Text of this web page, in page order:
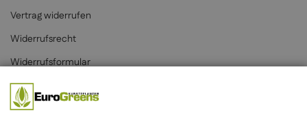
Vertrag widerrufen
Widerrufsrecht
Widerrufsformular
Zahlungsarten